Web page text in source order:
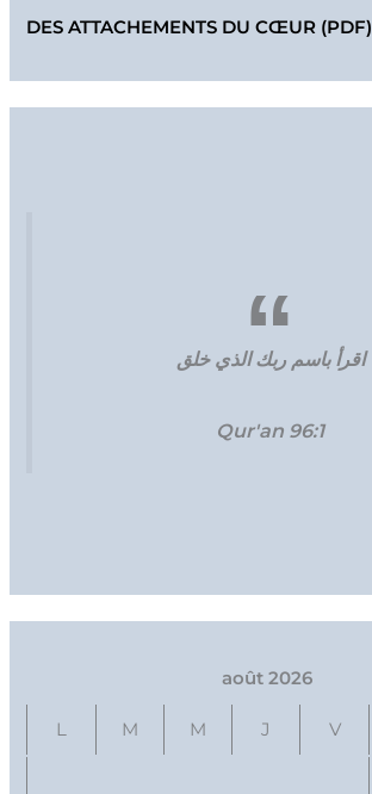
DES ATTACHEMENTS DU CŒUR (PDF)
اقرأ باسم ربك الذي خلق
Qur'an 96:1
août 2026
L M M J V